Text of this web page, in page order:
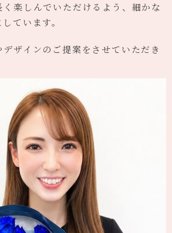
楽しんでいただけるよう、細かな
ています。
ザインのご提案をさせていただき